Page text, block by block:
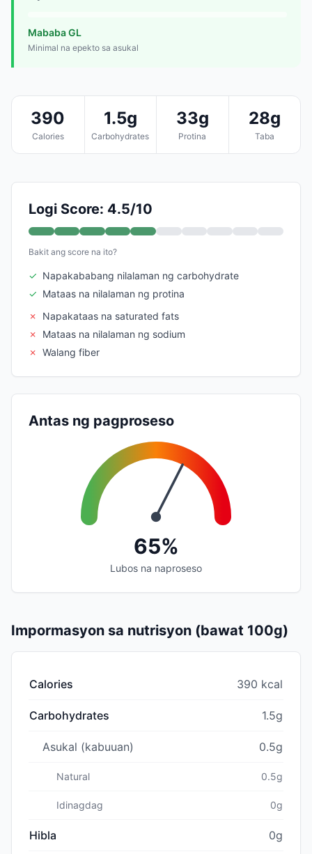
Mababa GL
Minimal na epekto sa asukal
390
Calories
1.5g
Carbohydrates
33g
Protina
28g
Taba
Logi Score: 4.5/10
Bakit ang score na ito?
✓ Napakababang nilalaman ng carbohydrate
✓ Mataas na nilalaman ng protina
✗
Napakataas na saturated fats
✗
Mataas na nilalaman ng sodium
✗ Walang fiber
Antas ng pagproseso
65%
Lubos na naproseso
Impormasyon sa nutrisyon (bawat 100g)
Calories 390 kcal
Carbohydrates 1.5g
Asukal (kabuuan) 0.5g
Natural 0.5g
Idinagdag 0g
Hibla 0g